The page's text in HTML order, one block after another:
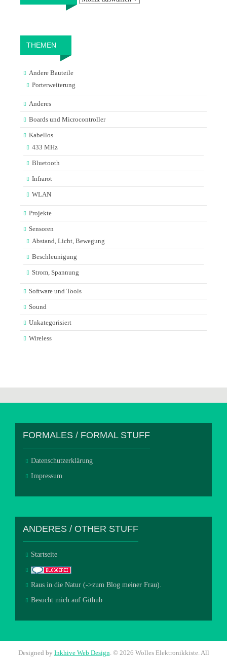
THEMEN
Andere Bauteile
Porterweiterung
Anderes
Boards und Microcontroller
Kabellos
433 MHz
Bluetooth
Infrarot
WLAN
Projekte
Sensoren
Abstand, Licht, Bewegung
Beschleunigung
Strom, Spannung
Software und Tools
Sound
Unkategorisiert
Wireless
FORMALES / FORMAL STUFF
Datenschutzerklärung
Impressum
ANDERES / OTHER STUFF
Startseite
Raus in die Natur (->zum Blog meiner Frau).
Besucht mich auf Github
Designed by Inkhive Web Design © 2026 Wolles Elektronikkiste. All